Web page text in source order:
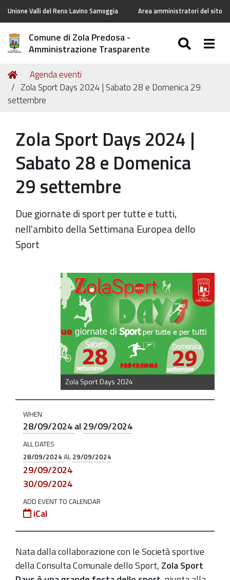
Unione Valli del Reno Lavino Samoggia Area amministratori del sito
Comune di Zola Predosa -
Amministrazione Trasparente
Tu
sei
qui:
Home
Agenda eventi
Zola Sport Days 2024 | Sabato 28 e Domenica 29
settembre
Zola Sport Days 2024 |
Sabato 28 e Domenica
29 settembre
Due giornate di sport per tutte e tutti,
nell'ambito della Settimana Europea dello
Sport
Zola Sport Days 2024
https://old.comune.zolapredosa.bo.it/events/zola-
28
Domenica
29
settembre
09-
28T00:00:00+02:00
09-
29T23:59:59+02:00
WHEN
28/09/2024al 29/09/2024
ALL DATES
28/09/2024 AL 29/09/2024
29/09/2024
30/09/2024
ADD EVENT TO CALENDAR
iCal
Nata dalla collaborazione con le Società sportive
della Consulta Comunale dello Sport, Zola Sport